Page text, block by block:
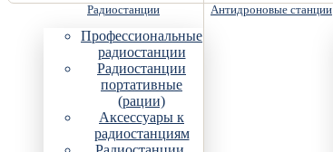
Радиостанции
Профессиональные
радиостанции
Радиостанции
портативные
(рации)
Аксессуары к
радиостанциям
Антидроновые станции